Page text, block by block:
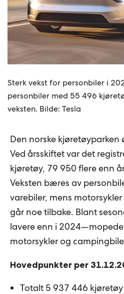
Sterk vekst for personbiler i
personbiler med 55 496
veksten. Bilde: Tesla
Den norske
Ved årsskiftet var det
kjøretøy, 79 950 flere enn
Veksten bæres av
varebiler, mens
går noe tilbake. Blant
lavere enn i
motorsykler og
Hovedpunkter per
Totalt 5 937 446